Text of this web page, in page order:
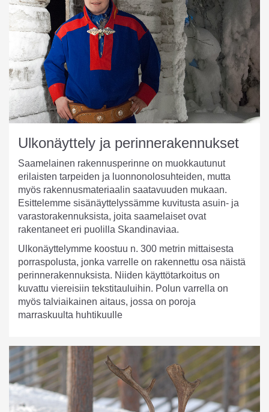
Ulkonäyttely ja perinnerakennukset
Saamelainen rakennusperinne on muokkautunut
erilaisten tarpeiden ja luonnonolosuhteiden, mutta
myös rakennusmateriaalin saatavuuden mukaan.
Esittelemme sisänäyttelyssämme kuvitusta asuin- ja
varastorakennuksista, joita saamelaiset ovat
rakentaneet eri puolilla Skandinaviaa.
Ulkonäyttelymme koostuu n. 300 metrin mittaisesta
porraspolusta, jonka varrelle on rakennettu osa näistä
perinnerakennuksista. Niiden käyttötarkoitus on
kuvattu viereisiin tekstitauluihin. Polun varrella on
myös talviaikainen aitaus, jossa on poroja
marraskuulta huhtikuulle